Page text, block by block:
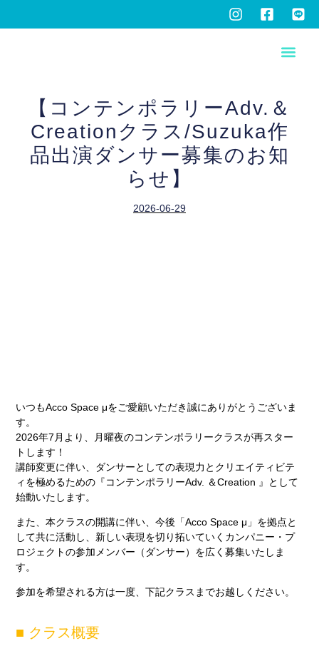
【コンテンポラリーAdv.＆
Creationクラス/Suzuka作
品出演ダンサー募集のお知
らせ】
2026-06-29
いつもAcco Space μをご愛顧いただき誠にありがとうございま
す。
2026年7月より、月曜夜のコンテンポラリークラスが再スター
トします！
講師変更に伴い、ダンサーとしての表現力とクリエイティビテ
ィを極めるための『コンテンポラリーAdv. ＆Creation 』として
始動いたします。
また、本クラスの開講に伴い、今後「Acco Space μ」を拠点と
して共に活動し、新しい表現を切り拓いていくカンパニー・プ
ロジェクトの参加メンバー（ダンサー）を広く募集いたしま
す。
参加を希望される方は一度、下記クラスまでお越しください。
■ クラス概要